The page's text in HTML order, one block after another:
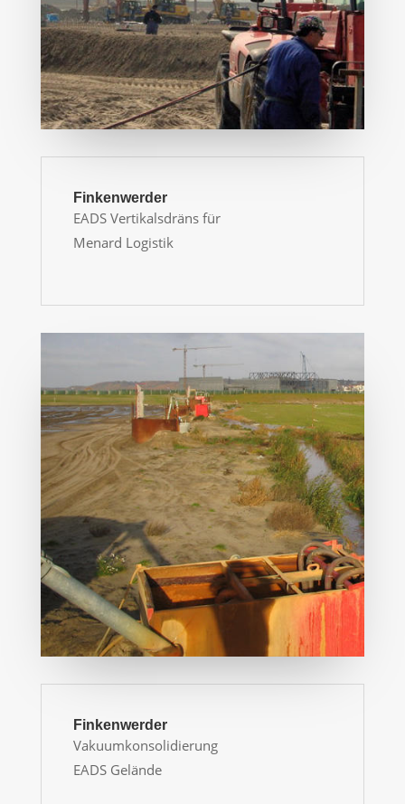
Finkenwerder
EADS Vertikalsdräns für
Menard Logistik
Finkenwerder
Vakuumkonsolidierung
EADS Gelände